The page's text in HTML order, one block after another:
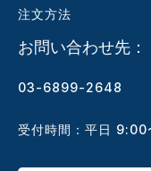
注文方法
お問い合わせ先：
03-6899-2648
受付時間：平日 9:00